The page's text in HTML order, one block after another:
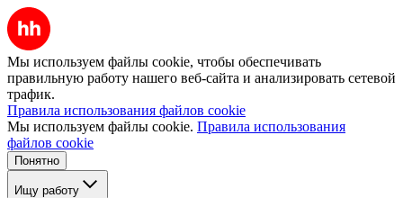
Мы используем файлы cookie, чтобы обеспечивать
правильную работу нашего веб-сайта и анализировать сетевой
трафик.
Правила использования файлов cookie
Мы используем файлы cookie. Правила использования
файлов cookie
Понятно
Ищу работу